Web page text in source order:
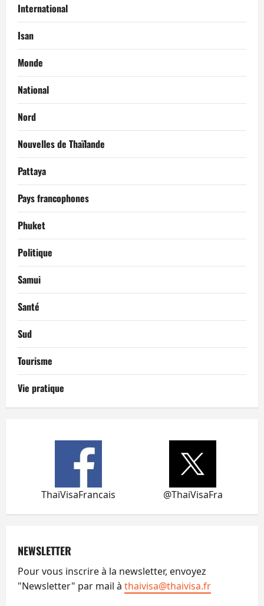
International
Isan
Monde
National
Nord
Nouvelles de Thaïlande
Pattaya
Pays francophones
Phuket
Politique
Samui
Santé
Sud
Tourisme
Vie pratique
ThaiVisaFrancais @ThaiVisaFra
NEWSLETTER
Pour vous inscrire à la newsletter, envoyez
"Newsletter" par mail à thaivisa@thaivisa.fr